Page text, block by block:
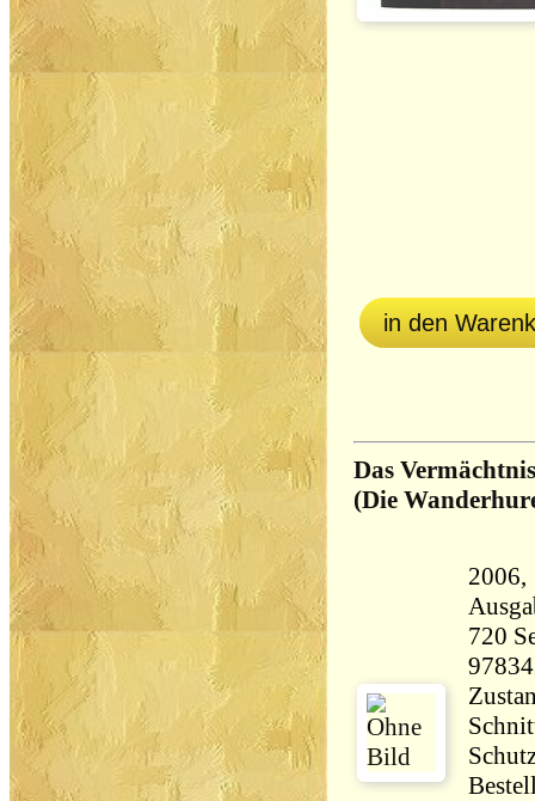
in den
Das
(Die
2006,
720 Seiten